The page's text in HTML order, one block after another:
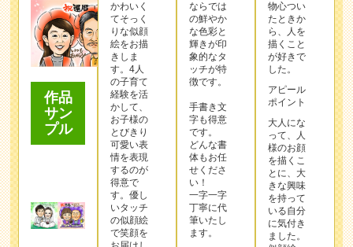
作品
サン
プル
かわいく
てそっく
りな似顔
絵をお描
きしま
す。4人
の子育て
経験を活
かして、
お子様の
とびきり
可愛い表
情を表現
するのが
得意で
す。優し
いタッチ
の似顔絵
で笑顔を
ならでは
の鮮やか
な色彩と
輝きが印
象的なタ
ッチが特
徴です。
手書き文
字も得意
です。
どんな書
体もお任
せくださ
い！
一字一字
丁寧に代
筆いたし
ます。
物心つい
たときか
ら、人を
描くこと
が好きで
した。
アピール
ポイント
大人にな
って、人
様のお顔
を描くこ
とに、大
きな興味
を持って
いる自分
に気付き
ました。